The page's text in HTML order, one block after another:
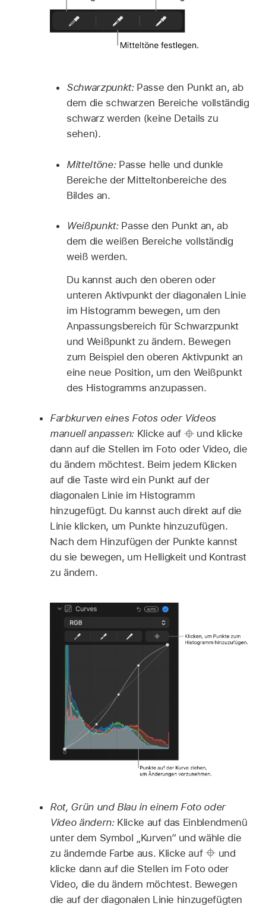
Schwarzpunkt:Passe den Punkt an, ab
dem die schwarzen Bereiche vollständig
schwarz werden (keine Details zu
sehen).
Mitteltöne:Passe helle und dunkle
Bereiche der Mitteltonbereiche des
Bildes an.
Weißpunkt:Passe den Punkt an, ab
dem die weißen Bereiche vollständig
weiß werden.
Du kannst auch den oberen oder
unteren Aktivpunkt der diagonalen Linie
im Histogramm bewegen, um den
Anpassungsbereich für Schwarzpunkt
und Weißpunkt zu ändern. Bewegen
zum Beispiel den oberen Aktivpunkt an
eine neue Position, um den Weißpunkt
des Histogramms anzupassen.
Farbkurven eines Fotos oder Videos
manuell anpassen: Klicke auf
und klicke
dann auf die Stellen im Foto oder Video, die
du ändern möchtest. Beim jedem Klicken
auf die Taste wird ein Punkt auf der
diagonalen Linie im Histogramm
hinzugefügt. Du kannst auch direkt auf die
Linie klicken, um Punkte hinzuzufügen.
Nach dem Hinzufügen der Punkte kannst
du sie bewegen, um Helligkeit und Kontrast
zu ändern.
Rot, Grün und Blau in einem Foto oder
Video ändern:Klicke auf das Einblendmenü
unter dem Symbol „Kurven“ und wähle die
zu ändernde Farbe aus. Klicke auf
und
klicke dann auf die Stellen im Foto oder
Video, die du ändern möchtest. Bewegen
die auf der diagonalen Linie hinzugefügten